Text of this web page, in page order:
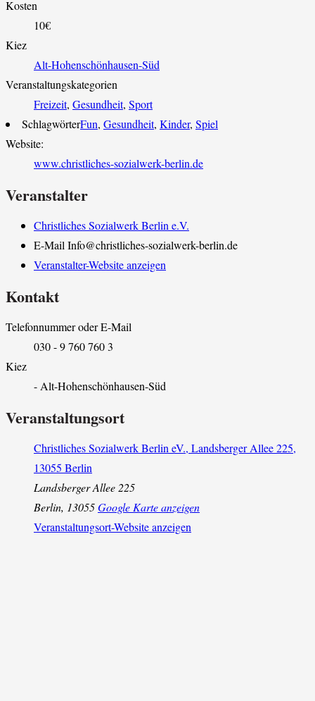
Kosten
10€
Kiez
Alt-Hohenschönhausen-Süd
Veranstaltungskategorien
Freizeit, Gesundheit, Sport
SchlagwörterFun, Gesundheit, Kinder, Spiel
Website:
www.christliches-sozialwerk-berlin.de
Veranstalter
Christliches Sozialwerk Berlin e.V.
E-Mail Info@christliches-sozialwerk-berlin.de
Veranstalter-Website anzeigen
Kontakt
Telefonnummer oder E-Mail
030 - 9 760 760 3
Kiez
- Alt-Hohenschönhausen-Süd
Veranstaltungsort
Christliches Sozialwerk Berlin eV., Landsberger Allee 225,
13055 Berlin
Landsberger Allee 225
Berlin, 13055Google Karte anzeigen
Veranstaltungsort-Website anzeigen